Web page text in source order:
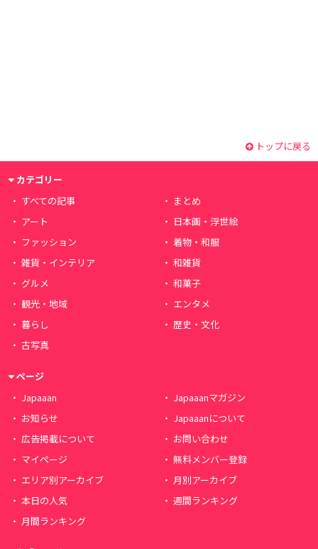
トップに戻る
カテゴリー
すべての記事
まとめ
アート
日本画・浮世絵
ファッション
着物・和服
雑貨・インテリア
和雑貨
グルメ
和菓子
観光・地域
エンタメ
暮らし
歴史・文化
古写真
ページ
Japaaan
Japaaanマガジン
お知らせ
Japaaanについて
広告掲載について
お問い合わせ
マイページ
無料メンバー登録
エリア別アーカイブ
月別アーカイブ
本日の人気
週間ランキング
月間ランキング